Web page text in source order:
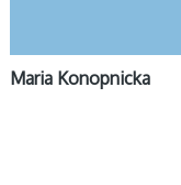
Maria Konopnicka